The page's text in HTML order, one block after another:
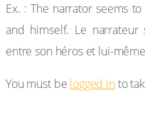
Ex. : The narrator seems
and himself. Le narrateur
entre son héros et lui-
You must be logged into